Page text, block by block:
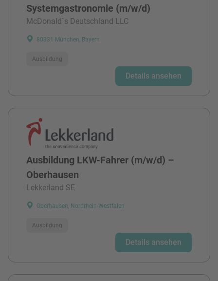
Systemgastronomie (m/w/d)
McDonald`s Deutschland LLC
80331 München, Bayern
Ausbildung
Details ansehen
Ausbildung LKW-Fahrer (m/w/d) –
Oberhausen
Lekkerland SE
Oberhausen, Nordrhein-Westfalen
Ausbildung
Details ansehen